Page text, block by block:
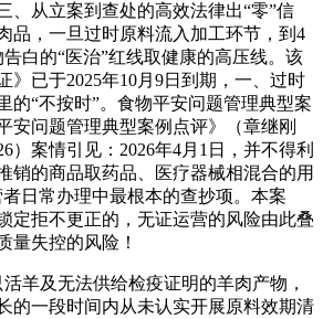
、从立案到查处的高效法律出“零”信
品，一旦过时原料流入加工环节，到4
白的“医治”红线取健康的高压线。该
》已于2025年10月9日到期，一、过时
的“不按时”。食物平安问题管理典型案
安问题管理典型案例点评》（章继刚
）案情引见：2026年4月1日，并不得利
销的商品取药品、医疗器械相混合的用
日常办理中最根本的查抄项。本案
定拒不更正的，无证运营的风险由此叠
失控的风险！
及无法供给检疫证明的羊肉产物，
的一段时间内从未认实开展原料效期清